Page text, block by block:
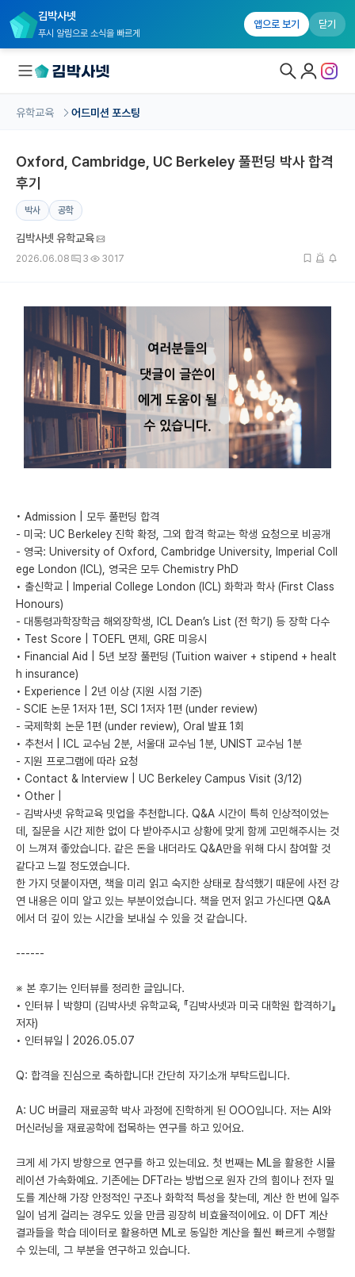
김박사넷
푸시 알림으로 소식을 빠르게
앱으로 보기 닫기
국내대학원 정보
연구실&오픈랩
커리어
유학교육 홈
수강 신청
미국 유학 게시판
어드미션 포스팅
블로그
오픈카톡
이벤트
반도체 아카데미
재팬라운지 🌸
유학교육 어드미션 포스팅
Oxford, Cambridge, UC Berkeley 풀펀딩 박사 합격
후기
박사 공학
김박사넷 유학교육
2026.06.08 3 3017
• Admission | 모두 풀펀딩 합격
- 미국: UC Berkeley 진학 확정, 그외 합격 학교는 학생 요청으로 비공개
- 영국: University of Oxford, Cambridge University, Imperial Coll
ege London (ICL), 영국은 모두 Chemistry PhD
• 출신학교 | Imperial College London (ICL) 화학과 학사 (First Class
Honours)
- 대통령과학장학금 해외장학생, ICL Dean’s List (전 학기) 등 장학 다수
• Test Score | TOEFL 면제, GRE 미응시
• Financial Aid | 5년 보장 풀펀딩 (Tuition waiver + stipend + healt
h insurance)
• Experience | 2년 이상 (지원 시점 기준)
- SCIE 논문 1저자 1편, SCI 1저자 1편 (under review)
- 국제학회 논문 1편 (under review), Oral 발표 1회
• 추천서 | ICL 교수님 2분, 서울대 교수님 1분, UNIST 교수님 1분
- 지원 프로그램에 따라 요청
• Contact & Interview | UC Berkeley Campus Visit (3/12)
• Other |
- 김박사넷 유학교육 밋업을 추천합니다. Q&A 시간이 특히 인상적이었는
데, 질문을 시간 제한 없이 다 받아주시고 상황에 맞게 함께 고민해주시는 것
이 느껴져 좋았습니다. 같은 돈을 내더라도 Q&A만을 위해 다시 참여할 것
같다고 느낄 정도였습니다.
한 가지 덧붙이자면, 책을 미리 읽고 숙지한 상태로 참석했기 때문에 사전 강
연 내용은 이미 알고 있는 부분이었습니다. 책을 먼저 읽고 가신다면 Q&A
에서 더 깊이 있는 시간을 보내실 수 있을 것 같습니다.
------
※ 본 후기는 인터뷰를 정리한 글입니다.
• 인터뷰 | 박향미 (김박사넷 유학교육, 『김박사넷과 미국 대학원 합격하기』
저자)
• 인터뷰일 | 2026.05.07
Q: 합격을 진심으로 축하합니다! 간단히 자기소개 부탁드립니다.
A: UC 버클리 재료공학 박사 과정에 진학하게 된 OOO입니다. 저는 AI와
머신러닝을 재료공학에 접목하는 연구를 하고 있어요.
크게 세 가지 방향으로 연구를 하고 있는데요. 첫 번째는 ML을 활용한 시뮬
레이션 가속화예요. 기존에는 DFT라는 방법으로 원자 간의 힘이나 전자 밀
도를 계산해 가장 안정적인 구조나 화학적 특성을 찾는데, 계산 한 번에 일주
일이 넘게 걸리는 경우도 있을 만큼 굉장히 비효율적이에요. 이 DFT 계산
결과들을 학습 데이터로 활용하면 ML로 동일한 계산을 훨씬 빠르게 수행할
수 있는데, 그 부분을 연구하고 있습니다.